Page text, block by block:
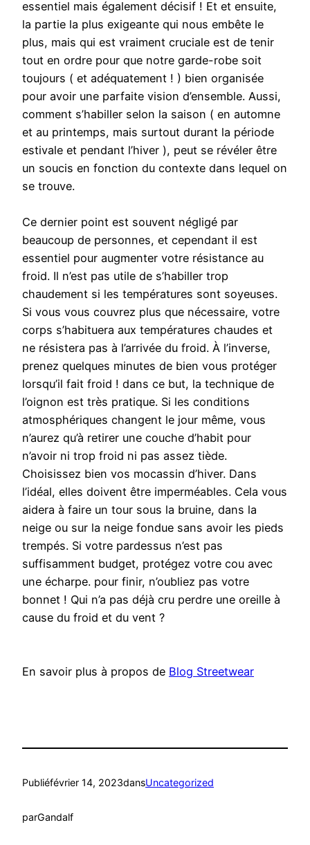
essentiel mais également décisif ! Et et ensuite,
la partie la plus exigeante qui nous embête le
plus, mais qui est vraiment cruciale est de tenir
tout en ordre pour que notre garde-robe soit
toujours ( et adéquatement ! ) bien organisée
pour avoir une parfaite vision d’ensemble. Aussi,
comment s’habiller selon la saison ( en automne
et au printemps, mais surtout durant la période
estivale et pendant l’hiver ), peut se révéler être
un soucis en fonction du contexte dans lequel on
se trouve.
Ce dernier point est souvent négligé par
beaucoup de personnes, et cependant il est
essentiel pour augmenter votre résistance au
froid. Il n’est pas utile de s’habiller trop
chaudement si les températures sont soyeuses.
Si vous vous couvrez plus que nécessaire, votre
corps s’habituera aux températures chaudes et
ne résistera pas à l’arrivée du froid. À l’inverse,
prenez quelques minutes de bien vous protéger
lorsqu’il fait froid ! dans ce but, la technique de
l’oignon est très pratique. Si les conditions
atmosphériques changent le jour même, vous
n’aurez qu’à retirer une couche d’habit pour
n’avoir ni trop froid ni pas assez tiède.
Choisissez bien vos mocassin d’hiver. Dans
l’idéal, elles doivent être imperméables. Cela vous
aidera à faire un tour sous la bruine, dans la
neige ou sur la neige fondue sans avoir les pieds
trempés. Si votre pardessus n’est pas
suffisamment budget, protégez votre cou avec
une écharpe. pour finir, n’oubliez pas votre
bonnet ! Qui n’a pas déjà cru perdre une oreille à
cause du froid et du vent ?
En savoir plus à propos de Blog Streetwear
Publiéfévrier 14, 2023dansUncategorized
parGandalf